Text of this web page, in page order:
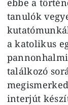
tanulók
a katolikus
találkozó
interjút